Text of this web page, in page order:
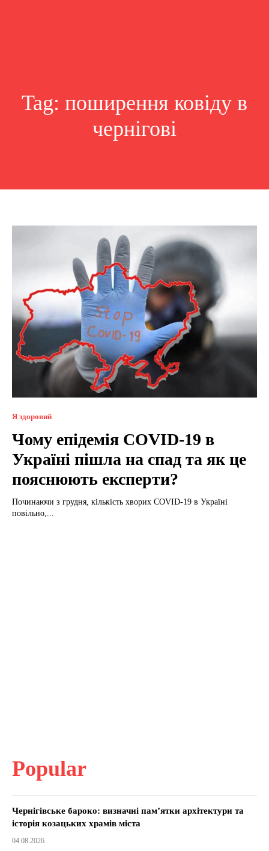
Tag: поширення ковіду в
чернігові
Я здоровий
Чому епідемія СOVID-19 в
Україні пішла на спад та як це
пояснюють експерти?
Починаючи з грудня, кількість хворих СOVID-19 в Україні
повільно,...
Popular
Чернігівське бароко: визначні пам’ятки архітектури та
історія козацьких храмів міста
04.08.2026